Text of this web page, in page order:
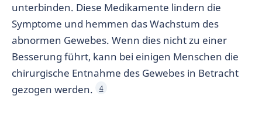
unterbinden. Diese Medikamente lindern die
Symptome und hemmen das Wachstum des
abnormen Gewebes. Wenn dies nicht zu einer
Besserung führt, kann bei einigen Menschen die
chirurgische Entnahme des Gewebes in Betracht
gezogen werden.
4